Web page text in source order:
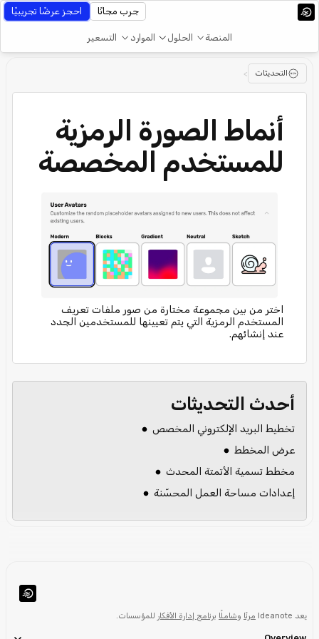
المنصة الحلول الموارد التسعير
جرب مجانًا احجز عرضًا تجريبيًا
التحديثات >
أنماط الصورة الرمزية
للمستخدم المخصصة
اختر من بين مجموعة مختارة من صور ملفات تعريف
المستخدم الرمزية التي يتم تعيينها للمستخدمين الجدد
عند إنشائهم.
أحدث التحديثات
تخطيط البريد الإلكتروني المخصص
عرض المخطط
مخطط تسمية الأتمتة المحدث
إعدادات مساحة العمل المحسّنة
يعد Ideanote مرنًا وشاملًا برنامج إدارة الأفكار للمؤسسات.